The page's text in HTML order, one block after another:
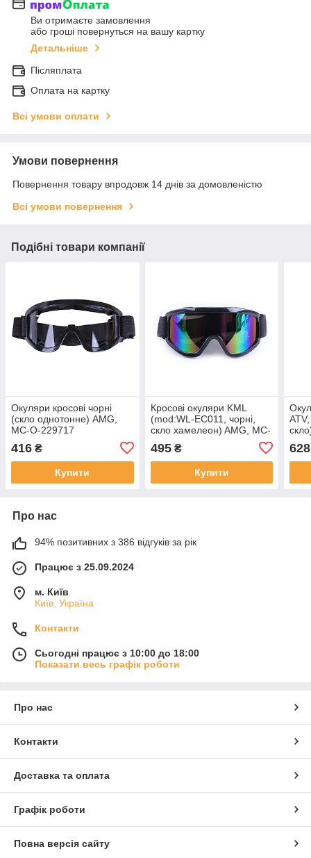
Ви отримаєте замовлення
або гроші повернуться на вашу картку
Детальніше
Післяплата
Оплата на картку
Всі умови оплати
Умови повернення
Повернення товару впродовж 14 днів за домовленістю
Всі умови повернення
Подібні товари компанії
Окуляри кросові чорні
(скло однотонне) AMG,
MC-O-229717
416 ₴
Купити
Кросові окуляри KML
(mod:WL-EC011, чорні,
скло хамелеон) AMG, MC-
495₴
Купити
628
Про нас
94% позитивних з 386 відгуків за рік
Працює з 25.09.2024
м. Київ
Київ, Україна
Контакти
Сьогодні працює з 10:00 до 18:00
Показати весь графік роботи
Про нас
Контакти
Доставка та оплата
Графік роботи
Повна версія сайту